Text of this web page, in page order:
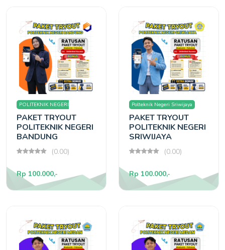
POLITEKNIK NEGERI
BANDUNG
PAKET TRYOUT
POLITEKNIK NEGERI
BANDUNG
(0.00)
Rp 100.000,-
Polteknik Negeri Sriwijaya
PAKET TRYOUT
POLITEKNIK NEGERI
SRIWIJAYA
(0.00)
Rp 100.000,-